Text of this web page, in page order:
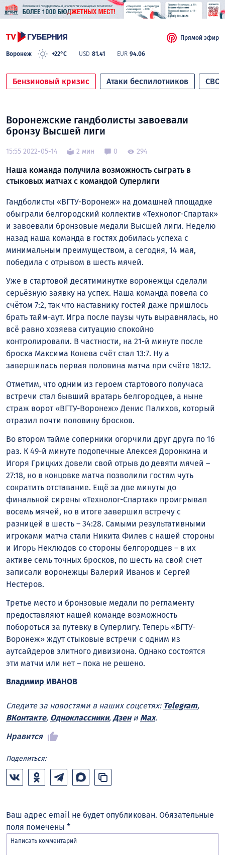
Воронеж +22°C USD 81.41 EUR 94.06
Прямой эфир
Бензиновый кризис Атаки беспилотников СВО
Воронежские гандболисты завоевали
бронзу Высшей лиги
15:55 2022-05-14 2 мин 0 294
Наша команда получила возможность сыграть в
стыковых матчах с командой Суперлиги
Гандболисты «ВГТУ-Воронеж» на домашней площадке
обыграли белгородский коллектив «Технолог-Спартак»
и завоевали бронзовые медали Высшей лиги. Неделю
назад наша команда в гостях добилась успеха с
минимальным преимуществом, а сегодня, 14 мая,
победила с отрывом в шесть мячей.
Уже в стартовой десятиминутке воронежцы сделали
серьёзную заявку на успех. Наша команда повела со
счётом 7:2, так что наставнику гостей даже пришлось
брать тайм-аут. Игра после паузы чуть выравнялась, но
всё равно хозяева ситуацию спокойно
контролировали. В частности, на 21-й минуте после
броска Максима Конева счёт стал 13:7. Ну а
завершилась первая половина матча при счёте 18:12.
Отметим, что одним из героем стартового получаса
встречи стал бывший вратарь белгородцев, а ныне
страж ворот «ВГТУ-Воронеж» Денис Палихов, который
отразил почти половину бросков.
Во втором тайме соперники огорчили друг друга по 16
раз. К 49-й минуте подопечные Алексея Доронкина и
Игоря Грицких довели свой отрыв до девяти мячей –
27:18, но в концовке матча позволили гостям чуть
сократить отставание. Ещё за две минуты до
финальной сирены «Технолог-Спартак» проигрывал
восемь мячей, но в итоге завершил встречу с
разницей в шесть – 34:28. Самыми результативными
игроками матча стали Никита Филев с нашей стороны
и Игорь Неклюдов со стороны белгородцев – в их
активе семь точных бросков, по шесть на свой счет
записали воронежцы Валерий Иванов и Сергей
Нестеров.
Третье место и бронзовые медали по регламенту
предоставляют нашей команде возможность
побороться за путевку в Суперлигу. Теперь «ВГТУ-
Воронеж» ждут стыковые встречи с одним из
аутсайдеров элитного дивизиона. Однако состоятся
эти матчи или нет – пока не решено.
Владимир ИВАНОВ
Следите за новостями в наших соцсетях: Telegram,
ВКонтакте, Одноклассники, Дзени Max.
Нравится
Поделиться:
Ваш адрес email не будет опубликован. Обязательные
поля помечены *